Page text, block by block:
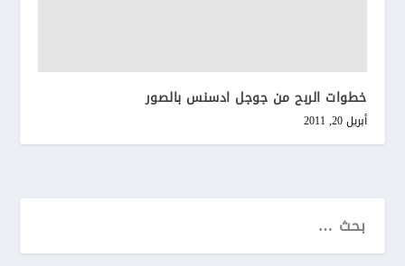
خطوات الربح من جوجل ادسنس بالصور
أبريل 20, 2011